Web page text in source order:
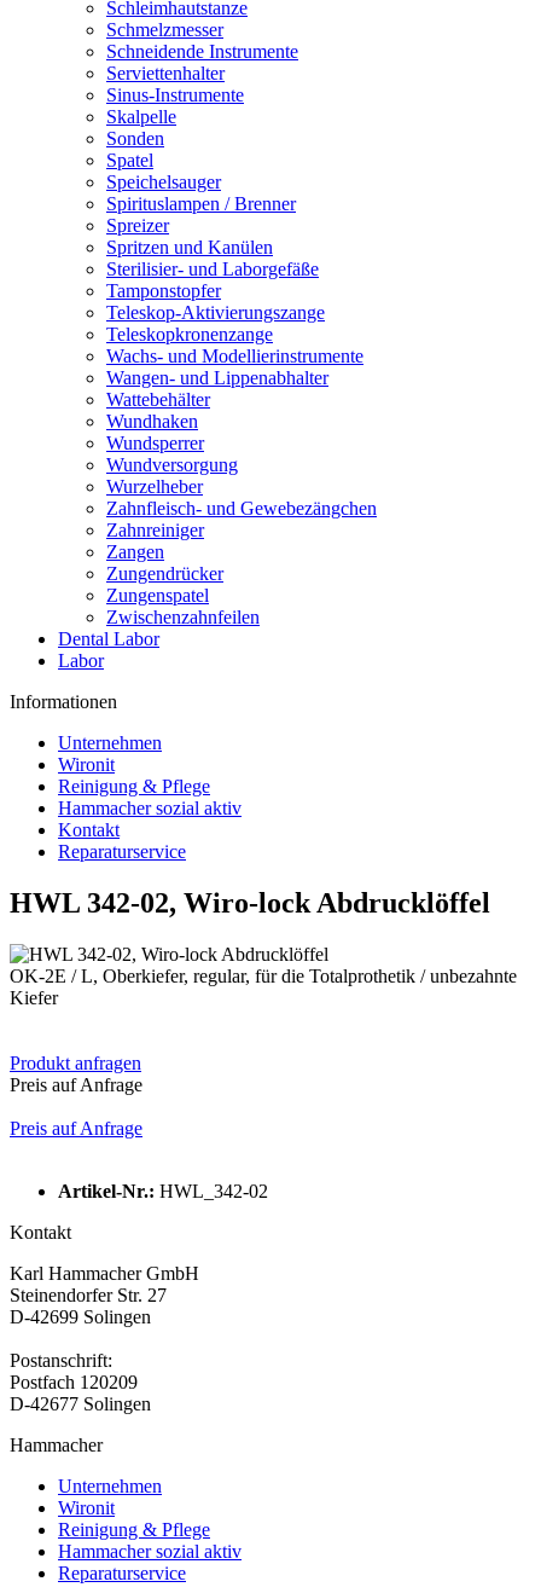
Schleimhautstanze
Schmelzmesser
Schneidende Instrumente
Serviettenhalter
Sinus-Instrumente
Skalpelle
Sonden
Spatel
Speichelsauger
Spirituslampen / Brenner
Spreizer
Spritzen und Kanülen
Sterilisier- und Laborgefäße
Tamponstopfer
Teleskop-Aktivierungszange
Teleskopkronenzange
Wachs- und Modellierinstrumente
Wangen- und Lippenabhalter
Wattebehälter
Wundhaken
Wundsperrer
Wundversorgung
Wurzelheber
Zahnfleisch- und Gewebezängchen
Zahnreiniger
Zangen
Zungendrücker
Zungenspatel
Zwischenzahnfeilen
Dental Labor
Labor
Informationen
Unternehmen
Wironit
Reinigung & Pflege
Hammacher sozial aktiv
Kontakt
Reparaturservice
HWL 342-02, Wiro-lock Abdrucklöffel
OK-2E / L, Oberkiefer, regular, für die Totalprothetik / unbezahnte
Kiefer
Produkt anfragen
Preis auf Anfrage
Preis auf Anfrage
Artikel-Nr.: HWL_342-02
Kontakt
Karl Hammacher GmbH
Steinendorfer Str. 27
D-42699 Solingen
Postanschrift:
Postfach 120209
D-42677 Solingen
Hammacher
Unternehmen
Wironit
Reinigung & Pflege
Hammacher sozial aktiv
Reparaturservice